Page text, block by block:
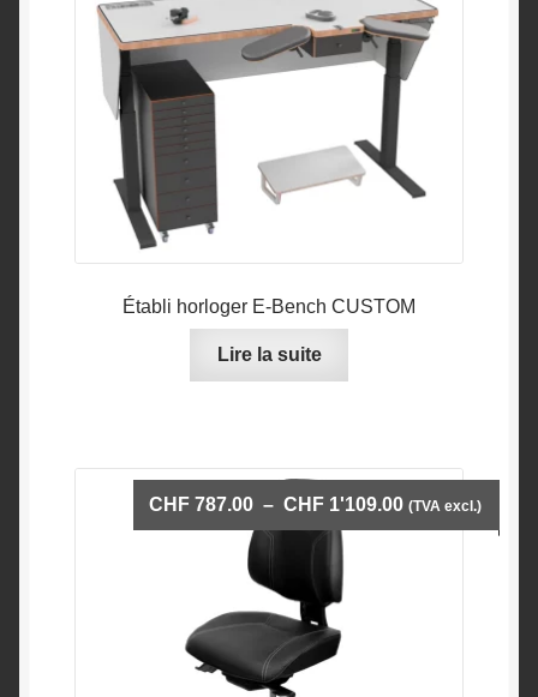
Établi horloger E-Bench CUSTOM
Lire la suite
CHF 787.00 – CHF 1'109.00Plage
de
(TVA excl.)